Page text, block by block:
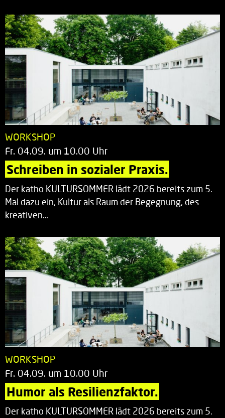
WORKSHOP
Fr. 04.09. um 10.00 Uhr
Schreiben in sozialer Praxis.
Der katho KULTURSOMMER lädt 2026 bereits zum 5.
Mal dazu ein, Kultur als Raum der Begegnung, des
kreativen…
WORKSHOP
Fr. 04.09. um 10.00 Uhr
Humor als Resilienzfaktor.
Der katho KULTURSOMMER lädt 2026 bereits zum 5.